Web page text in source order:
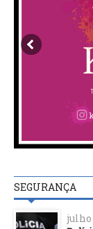
SEGURANÇA
julho